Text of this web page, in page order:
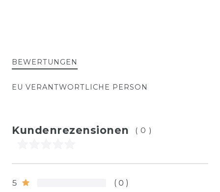
BEWERTUNGEN
EU VERANTWORTLICHE PERSON
Kundenrezensionen (0)
5
0